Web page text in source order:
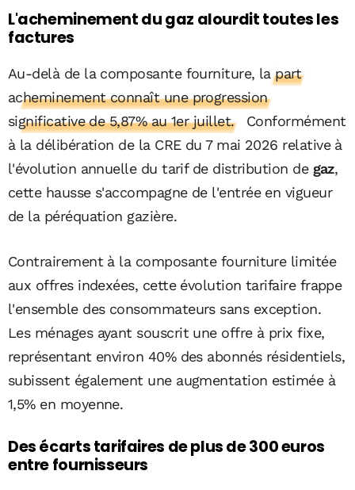
L'acheminement du gaz alourdit toutes les
factures
Au-delà de la composante fourniture, la part
acheminement connaît une progression
significative de 5,87% au 1er juillet.
Conformément
à la délibération de la CRE du 7 mai 2026 relative à
l'évolution annuelle du tarif de distribution de gaz,
cette hausse s'accompagne de l'entrée en vigueur
de la péréquation gazière.
Contrairement à la composante fourniture limitée
aux offres indexées, cette évolution tarifaire frappe
l'ensemble des consommateurs sans exception.
Les ménages ayant souscrit une offre à prix fixe,
représentant environ 40% des abonnés résidentiels,
subissent également une augmentation estimée à
1,5% en moyenne.
Des écarts tarifaires de plus de 300 euros
entre fournisseurs